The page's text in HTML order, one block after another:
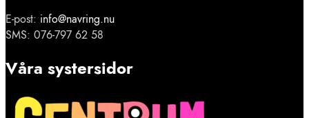
E-post: info@navring.nu
SMS: 076-797 62 58
Våra systersidor